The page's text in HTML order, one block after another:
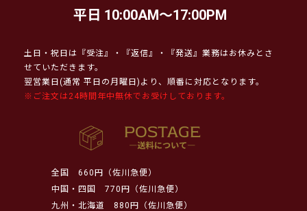
平日 10:00AM～17:00PM
土日・祝日は『受注』・『返信』・『発送』業務はお休みとさ
せていただきます。
翌営業日(通常 平日の月曜日)より、順番に対応となります。
※ご注文は24時間年中無休でお受けしております。
全国
660円（佐川急便）
中国・四国
770円（佐川急便）
九州・北海道
880円（佐川急便）